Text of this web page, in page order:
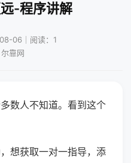
-程序讲解
06｜阅读：1
靠网
数人不知道。看到这个
想获取一对一指导，添